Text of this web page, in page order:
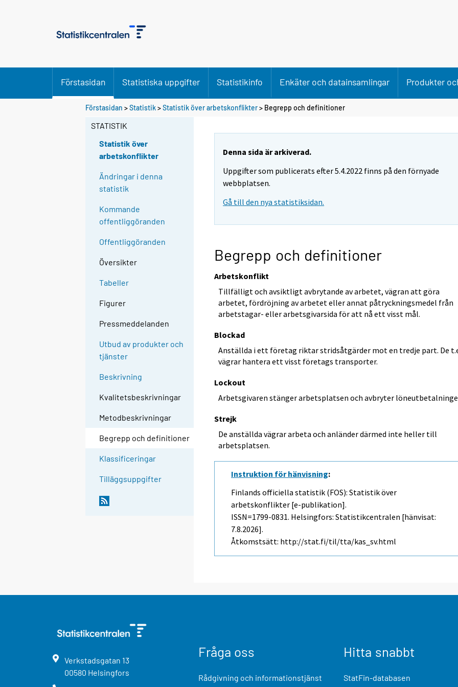
Förstasidan Statistiska uppgifter Statistikinfo Enkäter och datainsamlingar Produkter
Förstasidan >Statistik>Statistik över arbetskonflikter> Begrepp och definitioner
STATISTIK
Statistik över
arbetskonflikter
Ändringar i denna
statistik
Kommande
offentliggöranden
Offentliggöranden
Översikter
Tabeller
Figurer
Pressmeddelanden
Utbud av produkter och
tjänster
Beskrivning
Kvalitetsbeskrivningar
Metodbeskrivningar
Begrepp och definitioner
Klassificeringar
Tilläggsuppgifter
Denna sida är arkiverad.
Uppgifter som publicerats efter 5.4.2022 finns på den förnyade
webbplatsen.
Gå till den nya statistiksidan.
Begrepp och definitioner
Arbetskonflikt
Tillfälligt och avsiktligt avbrytande av arbetet, vägran att göra
arbetet, fördröjning av arbetet eller annat påtryckningsmedel från
arbetstagar- eller arbetsgivarsida för att nå ett visst mål.
Blockad
Anställda i ett företag riktar stridsåtgärder mot en tredje part. De
vägrar hantera ett visst företags transporter.
Lockout
Arbetsgivaren stänger arbetsplatsen och avbryter
Strejk
De anställda vägrar arbeta och anländer därmed inte heller till
arbetsplatsen.
Instruktion för hänvisning:
Finlands officiella statistik (FOS): Statistik över
arbetskonflikter [e-publikation].
ISSN=1799-0831. Helsingfors: Statistikcentralen [hänvisat:
7.8.2026].
Åtkomstsätt: http://stat.fi/til/tta/kas_sv.html
Verkstadsgatan 13
00580 Helsingfors
Fråga oss
Rådgivning och informationstjänst
Hitta snabbt
StatFin-databasen